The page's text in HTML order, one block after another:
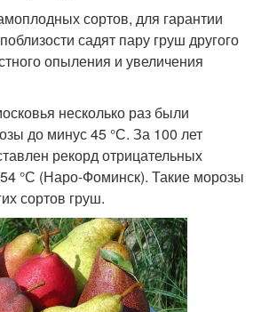
сортов, для гарантии
садят пару груш другого
опыления и увеличения
несколько раз были
до минус 45 °С. За 100 лет
рекорд отрицательных
°С (Наро-Фоминск). Такие морозы
сортов груш.